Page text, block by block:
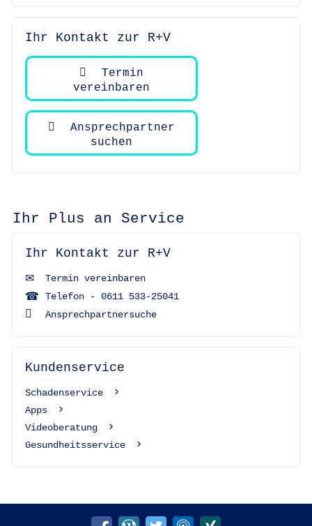
Ihr Kontakt zur R+V
Termin
vereinbaren
Ansprechpartner
suchen
Ihr Plus an Service
Ihr Kontakt zur R+V
Termin vereinbaren
Telefon - 0611 533-25041
Ansprechpartnersuche
Kundenservice
Schadenservice
Apps
Videoberatung
Gesundheitsservice